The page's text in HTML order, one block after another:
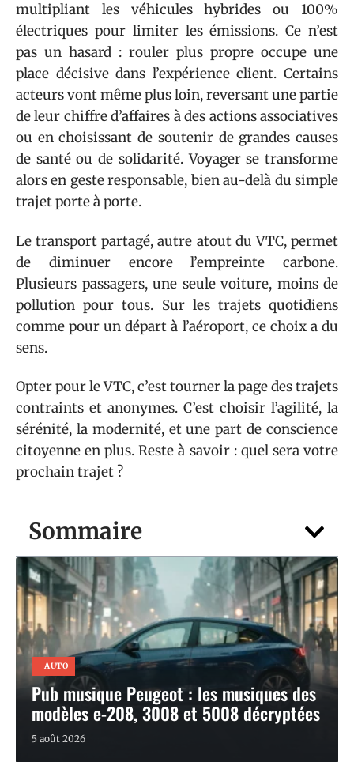
Sommaire
AUTO
Pub musique Peugeot : les musiques des
modèles e-208, 3008 et 5008 décryptées
5 août 2026
multipliant les véhicules hybrides ou 100%
électriques pour limiter les émissions. Ce n’est
pas un hasard : rouler plus propre occupe une
place décisive dans l’expérience client. Certains
acteurs vont même plus loin, reversant une partie
de leur chiffre d’affaires à des actions associatives
ou en choisissant de soutenir de grandes causes
de santé ou de solidarité. Voyager se transforme
alors en geste responsable, bien au-delà du simple
trajet porte à porte.
Le transport partagé, autre atout du VTC, permet
de diminuer encore l’empreinte carbone.
Plusieurs passagers, une seule voiture, moins de
pollution pour tous. Sur les trajets quotidiens
comme pour un départ à l’aéroport, ce choix a du
sens.
Opter pour le VTC, c’est tourner la page des trajets
contraints et anonymes. C’est choisir l’agilité, la
sérénité, la modernité, et une part de conscience
citoyenne en plus. Reste à savoir : quel sera votre
prochain trajet ?